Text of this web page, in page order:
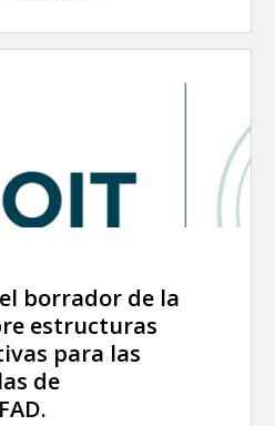
borrador de la
estructuras
para las
de